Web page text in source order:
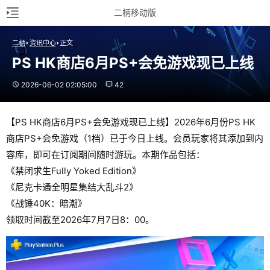
二柄移动版
二柄 资讯中心 正文
PS HK商店6月PS+会免游戏现已上线
2026-06-02 02:05:00 42
【PS HK商店6月PS+会免游戏现已上线】2026年6月份PS HK
商店PS+会免游戏（1档）已于今日上线。会员玩家将其添加到内
容库，即可在订阅期间随时游玩。本期作品包括：
《禁闭求生Fully Yoked Edition》
《尼克卡通全明星集结大乱斗2》
《战锤40K：暗潮》
领取时间截至2026年7月7日8：00。